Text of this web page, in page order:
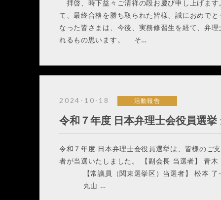
拝啓、時下益々ご清祥の段お慶び申し上げま
て、最終合格を勝ち取られた皆様、誠におめで
なった皆さまは、今後、実務修習生を経て、弁
れるもの思います。 そ…
2024-10-18 活動報告
令和７年度 日本弁理士会役員選挙
令和７年度 日本弁理士会役員選挙は、皆様のご
者が当選いたしました。 【副会長 当選者】 青
【常議員（関東選挙区）当選者】 松本 了
丸山 …